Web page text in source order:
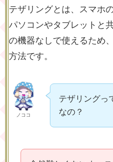
テザリングとは、スマホ
パソコンやタブレットと
の機器なしで使えるため
方法です。
ノココ
テザリングっ
なの？